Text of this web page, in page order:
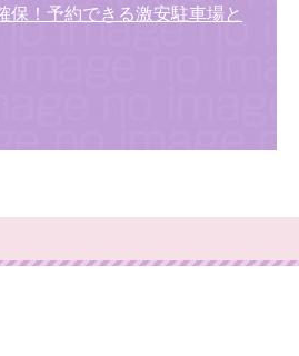
保！予約できる激安駐車場と